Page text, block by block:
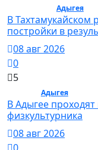
Адыгея/
В
постройки в
08 авг 2026
0
5
Адыгея/ Спорт
В Адыгее
физкультурника
08 авг 2026